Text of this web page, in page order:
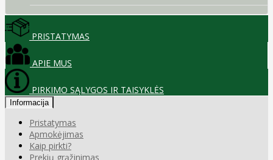
PRISTATYMAS
APIE MUS
PIRKIMO SĄLYGOS IR TAISYKLĖS
Informacija
Pristatymas
Apmokėjimas
Kaip pirkti?
Prekių grąžinimas